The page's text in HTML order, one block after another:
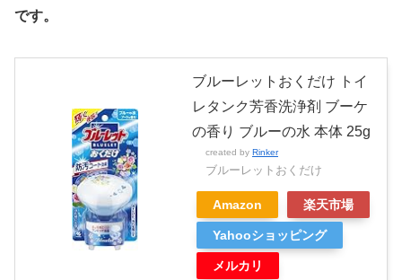
です。
ブルーレットおくだけ トイ
レタンク芳香洗浄剤 ブーケ
の香り ブルーの水 本体 25g
created by Rinker
ブルーレットおくだけ
Amazon 楽天市場
Yahooショッピング
メルカリ